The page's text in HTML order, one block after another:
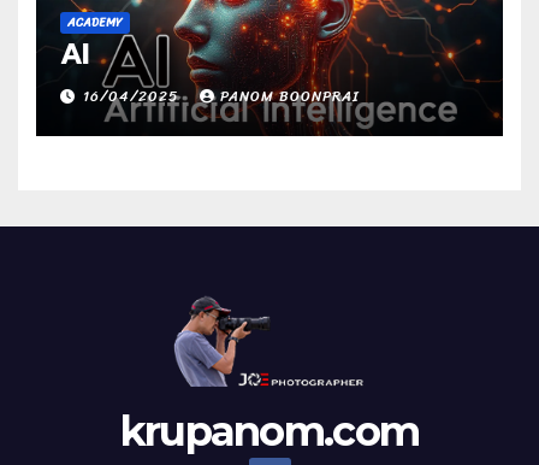
ACADEMY
AI
16/04/2025 PANOM BOONPRAI
krupanom.com